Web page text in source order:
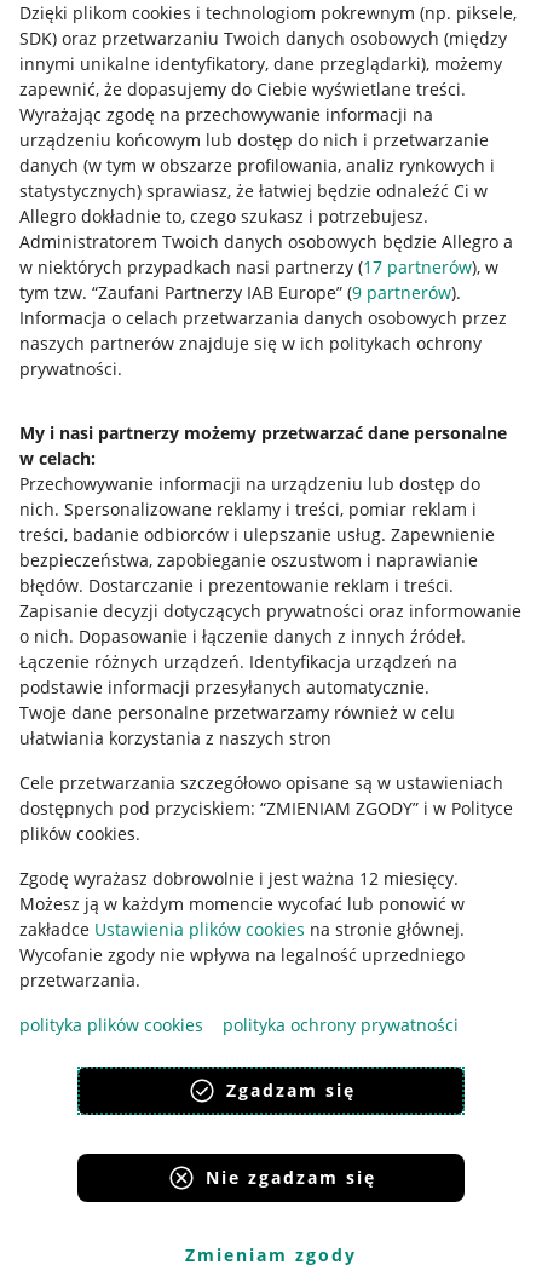
Dzięki plikom cookies i technologiom pokrewnym (np. piksele,
SDK) oraz przetwarzaniu Twoich danych osobowych (między
innymi unikalne identyfikatory, dane przeglądarki), możemy
zapewnić, że dopasujemy do Ciebie wyświetlane treści.
Wyrażając zgodę na przechowywanie informacji na
urządzeniu końcowym lub dostęp do nich i przetwarzanie
danych (w tym w obszarze profilowania, analiz rynkowych i
statystycznych) sprawiasz, że łatwiej będzie odnaleźć Ci w
Allegro dokładnie to, czego szukasz i potrzebujesz.
Administratorem Twoich danych osobowych będzie Allegro a
w niektórych przypadkach nasi partnerzy (17 partnerów), w
tym tzw. “Zaufani Partnerzy IAB Europe” (9 partnerów).
Informacja o celach przetwarzania danych osobowych przez
naszych partnerów znajduje się w ich politykach ochrony
prywatności.
My i nasi partnerzy możemy przetwarzać dane personalne
w celach:
Przechowywanie informacji na urządzeniu lub dostęp do
nich. Spersonalizowane reklamy i treści, pomiar reklam i
treści, badanie odbiorców i ulepszanie usług. Zapewnienie
bezpieczeństwa, zapobieganie oszustwom i naprawianie
błędów. Dostarczanie i prezentowanie reklam i treści.
Zapisanie decyzji dotyczących prywatności oraz informowanie
o nich. Dopasowanie i łączenie danych z innych źródeł.
Łączenie różnych urządzeń. Identyfikacja urządzeń na
podstawie informacji przesyłanych automatycznie.
Twoje dane personalne przetwarzamy również w celu
ułatwiania korzystania z naszych stron
Cele przetwarzania szczegółowo opisane są w ustawieniach
dostępnych pod przyciskiem: “ZMIENIAM ZGODY” i w Polityce
plików cookies.
Zgodę wyrażasz dobrowolnie i jest ważna 12 miesięcy.
Możesz ją w każdym momencie wycofać lub ponowić w
zakładce Ustawienia plików cookies na stronie głównej.
Wycofanie zgody nie wpływa na legalność uprzedniego
przetwarzania.
polityka plików cookies
polityka ochrony prywatności
Zgadzam się
Nie zgadzam się
Zmieniam zgody
Przydatne informacje
Jak to działa
Allegro Gadane dla sprzedających
Allegro Gadane dla kupujących
Mapa miejscowości
Informacje prawne
Regulamin
Polityka plików "cookies"
Ustawienia plików "cookies"
Udostępnianie lokalizacji
Informacje dla Aktu o Usługach Cyfrowych
Pobierz aplikację
Korzystanie z serwisu oznacza akceptacjęregulaminu